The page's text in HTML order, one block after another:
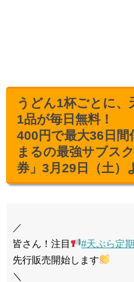
うどん1杯ごとに
1品が毎日無料！
400円で最大36日
まるの最強サブス
券」3月29日（土）
／
皆さん！注目
#天ぷら定
先行販売開始します
＼